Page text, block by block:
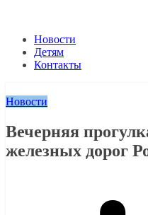
Новости
Детям
Контакты
Новости
Вечерняя
железных дорог